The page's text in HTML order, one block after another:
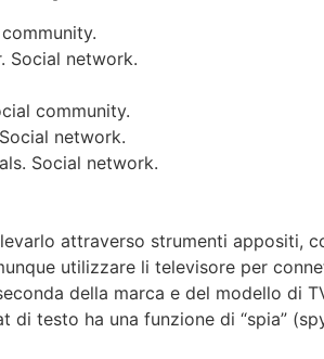
Social network.
community.
Social network.
Social network.
attraverso strumenti appositi,
utilizzare li televisore per
della marca e del modello di
di testo ha una funzione di “spia”